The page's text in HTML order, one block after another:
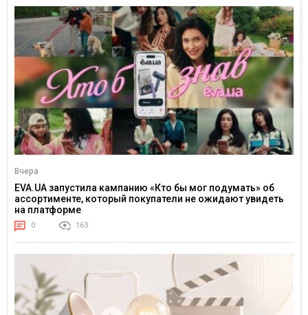
Вчера
EVA.UA запустила кампанию «Кто бы мог подумать» об
ассортименте, который покупатели не ожидают увидеть
на платформе
0 163